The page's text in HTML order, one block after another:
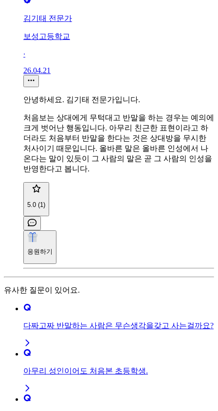
김기태 전문가
보성고등학교
∙
26.04.21
안녕하세요. 김기태 전문가입니다.
처음보는 상대에게 무턱대고 반말을 하는 경우는 예의에
크게 벗어난 행동입니다. 아무리 친근한 표현이라고 하
더라도 처음부터 반말을 한다는 것은 상대방을 무시한
처사이기 때문입니다. 올바른 말은 올바른 인성에서 나
온다는 말이 있듯이 그 사람의 말은 곧 그 사람의 인성을
반영한다고 봅니다.
5.0 (1)
응원하기
유사한 질문이 있어요.
다짜고짜 반말하는 사람은 무슨생각을갖고 사는걸까요?
아무리 성인이어도 처음본 초등학생.